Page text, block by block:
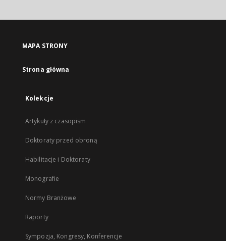
MAPA STRONY
Strona główna
Kolekcje
Artykuły z czasopism
Doktoraty przed obroną
Habilitacje i Doktoraty
Monografie
Normy Branżowe
Raporty
Sympozja, Kongresy, Konferencje